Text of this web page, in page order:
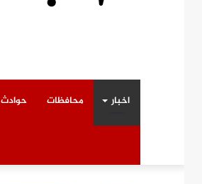
اخبار محافظات حوادث